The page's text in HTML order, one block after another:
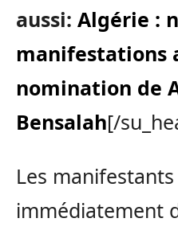
aussi: Algérie :
manifestations
nomination de
Bensalah[/
Les
immédiatement